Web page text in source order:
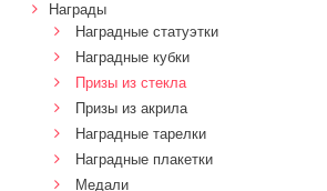
Награды
Наградные статуэтки
Наградные кубки
Призы из стекла
Призы из акрила
Наградные тарелки
Наградные плакетки
Медали